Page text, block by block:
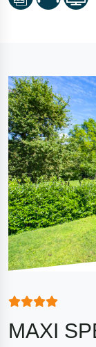
MAXI